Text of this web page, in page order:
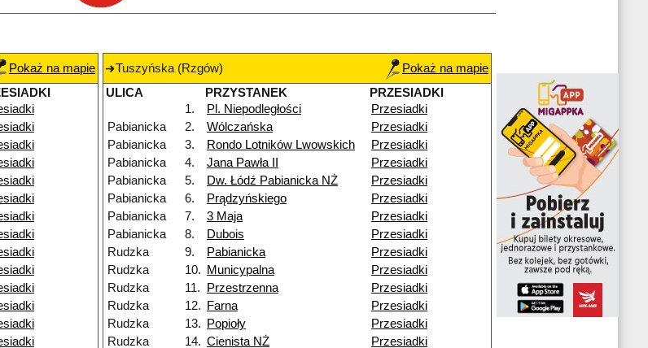
Pokaż na mapie
Tuszyńska (Rzgów)
Pokaż na mapie
ULICA
PRZYSTANEK
PRZESIADKI
1.
Pl. Niepodległości
Przesiadki
Pabianicka
2. Wólczańska
Przesiadki
Pabianicka
3. Rondo Lotników Lwowskich
Przesiadki
Pabianicka
4. Jana Pawła II
Przesiadki
Pabianicka
5. Dw. Łódź Pabianicka NŻ
Przesiadki
Pabianicka
6. Prądzyńskiego
Przesiadki
Pabianicka
7. 3 Maja
Przesiadki
Pabianicka
8. Dubois
Przesiadki
Rudzka
9. Pabianicka
Przesiadki
Rudzka
10. Municypalna
Przesiadki
Rudzka
11. Przestrzenna
Przesiadki
Rudzka
12. Farna
Przesiadki
Rudzka
13. Popioły
Przesiadki
Rudzka
14. Cienista NŻ Przesiadki